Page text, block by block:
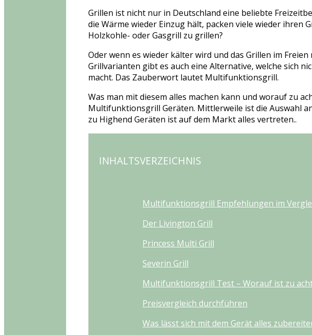
Grillen ist nicht nur in Deutschland eine beliebte
die Wärme wieder Einzug hält, packen viele wieder ihren
Holzkohle- oder Gasgrill zu grillen?
Oder wenn es wieder kälter wird und das Grillen im
Grillvarianten gibt es auch eine Alternative, welche sich
macht. Das Zauberwort lautet Multifunktionsgrill.
Was man mit diesem alles machen kann und worauf zu
Multifunktionsgrill Geräten. Mittlerweile ist die Auswahl
zu Highend Geräten ist auf dem Markt alles vertreten..
INHALTSVERZEICHNIS
Multifunktionsgrill Empfehlungen im
Der Livington Grill
Princess Multi Grill
Severin Grill
Multifunktionsgrill Test – Worauf ist zu
Preisvergleich durchführen
Was lässt sich mit dem Gerät alles